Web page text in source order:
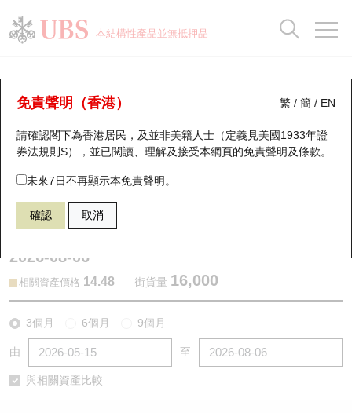
本結構性產品並無抵押品
繁 / 簡 / EN
免責聲明（香港）
請確認閣下為香港居民，及並非美籍人士（定義見美國1933年證
券法規則S），並已閱讀、理解及接受本網頁的免責聲明及條款。
未來7日不再顯示本免責聲明。
確認 取消
認股證分析儀
表現 街貨統計 比較
29168 瑞銀認沽 1928 金沙中國有限公司
2026-08-06
相關資產價格 14.48 街貨量 16,000
3個月 6個月 9個月
由 至
與相關資產比較
瑞銀認股證一覽
新發行瑞銀認股證
即將到期認股證
認股證到期結算價查詢
認股證分析儀
認股證/牛熊證日誌
街貨統計
比較
牛熊全景快搜
牛熊證搜尋
牛熊證街貨分佈圖
正股牛熊證列表
新發行瑞銀牛熊證
牛熊證到期結算價查詢
街貨統計
比較
十大升幅/跌幅
十大認股證成交分佈
十天股證佔大市成交
資金流
街貨統計
正股分析儀
二十大活躍股份
恒指成份股
國指成份股
科指成份股
中資ETFs溢價比較
持股比重
顯示所有持股比重
每月輪證大市專題
輪證專欄
講座及教育短片
認股證投資者教育
牛熊證投資者教育